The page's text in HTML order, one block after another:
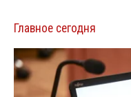
Главное сегодня